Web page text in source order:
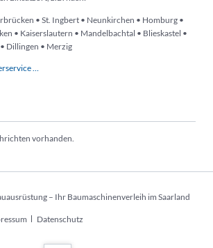
• St. Ingbert • Neunkirchen • Homburg •
• Kaiserslautern • Mandelbachtal • Blieskastel •
Dillingen • Merzig
…
vorhanden.
– Ihr Baumaschinenverleih im Saarland
Datenschutz